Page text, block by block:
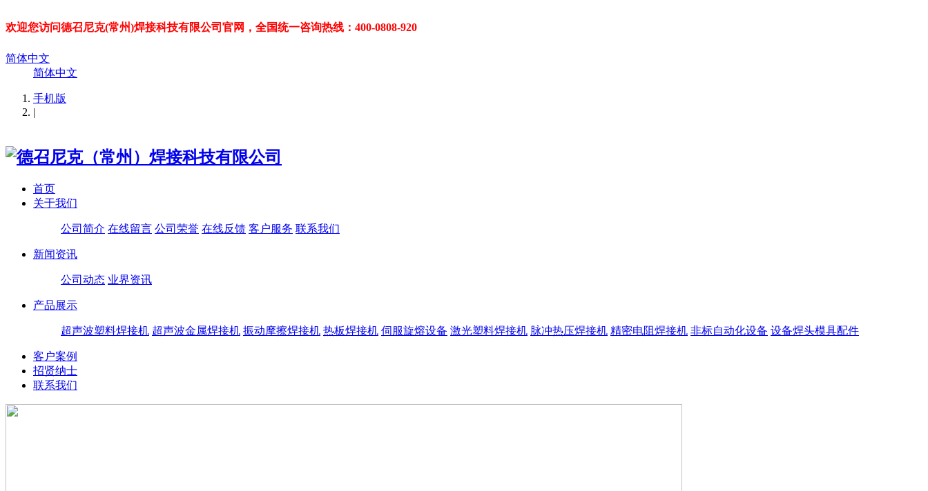
欢迎您访问德召尼克(常州)焊接科技有限公司官网，全国统一咨询热线：400-0808-920
简体中文
简体中文
手机版
|
首页
关于我们
公司简介 在线留言 公司荣誉 在线反馈 客户服务 联系我们
新闻资讯
公司动态 业界资讯
产品展示
超声波塑料焊接机 超声波金属焊接机 振动摩擦焊接机 热板焊接机 伺服旋熔设备 激光塑料焊接机 脉冲热压焊接机 精密电阻焊接机 非标自动化设备 设备焊头模具配件
客户案例
招贤纳士
联系我们